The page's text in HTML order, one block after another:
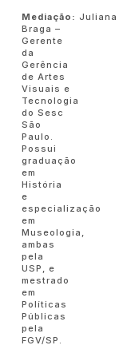
Mediação: Juliana
Braga –
Gerente
da
Gerência
de Artes
Visuais e
Tecnologia
do Sesc
São
Paulo.
Possui
graduação
em
História
e
especialização
em
Museologia,
ambas
pela
USP, e
mestrado
em
Políticas
Públicas
pela
FGV/SP.